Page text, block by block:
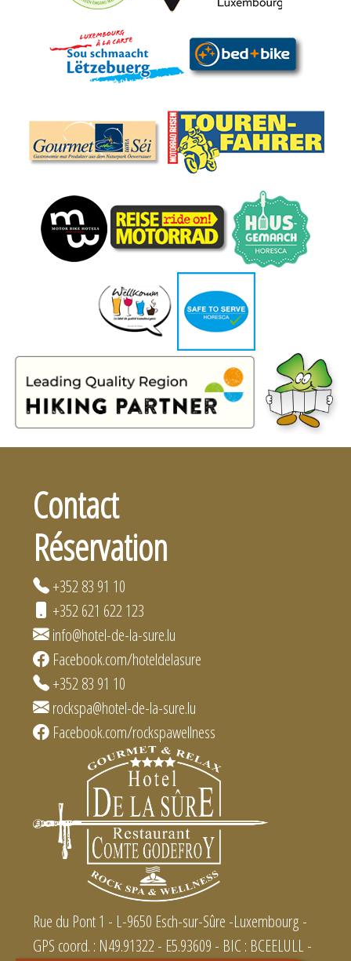
Contact
Réservation
+352 83 91 10
+352 621 622 123
info@hotel-de-la-sure.lu
Facebook.com/hoteldelasure
+352 83 91 10
rockspa@hotel-de-la-sure.lu
Facebook.com/rockspawellness
Rue du Pont 1 - L-9650 Esch-sur-Sûre -Luxembourg -
GPS coord. : N49.91322 - E5.93609 - BIC : BCEELULL -